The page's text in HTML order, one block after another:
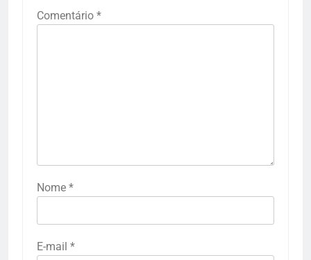
Comentário *
Nome *
E-mail *